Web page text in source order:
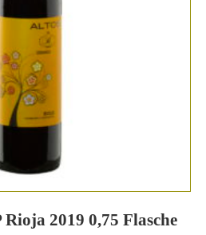
2019 0,75 Flasche